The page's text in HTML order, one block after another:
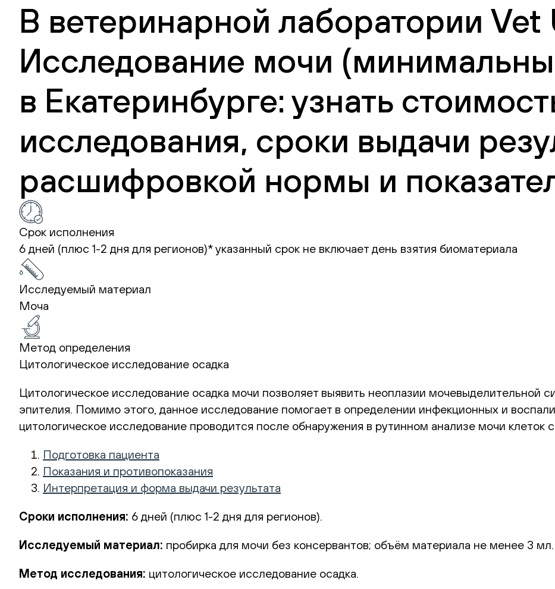
В ветеринарной лаборатории Vet
Исследование мочи
в Екатеринбурге: узнать
исследования, сроки выдачи
расшифровкой нормы и
Срок исполнения
6 дней (плюс 1-2 дня для регионов)*указанный срок не включает день взятия биоматериала
Исследуемый материал
Моча
Метод определения
Цитологическое исследование осадка
Цитологическое исследование осадка мочи позволяет выявить неоплазии мочевыделительной
эпителия. Помимо этого, данное исследование помогает в определении инфекционных и
цитологическое исследование проводится после обнаружения в рутинном анализе мочи клеток
Подготовка пациента
Показания и противопоказания
Интерпретация и форма выдачи результата
Сроки исполнения: 6 дней (плюс 1-2 дня для регионов).
Исследуемый материал: пробирка для мочи без консервантов; объём материала не менее 3 мл.
Метод исследования: цитологическое исследование осадка.